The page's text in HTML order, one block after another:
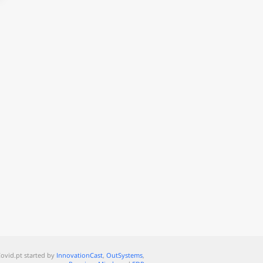
started by InnovationCast, OutSystems,